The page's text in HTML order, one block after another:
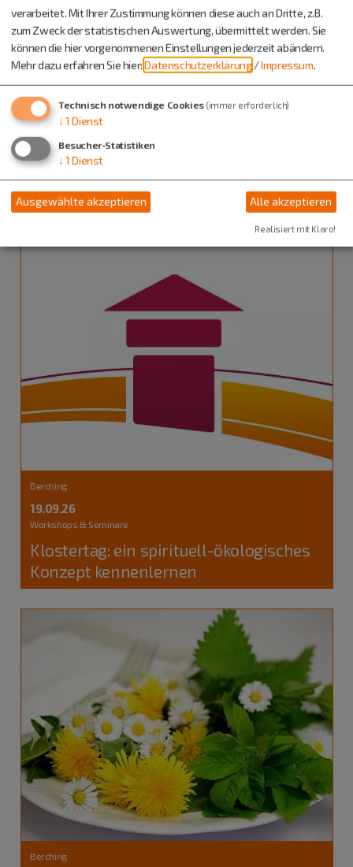
Berching
07. - 11.09.26
Workshops & Seminare
Farbgefühl und Skizzenspiel - Urban
Sketching, Watercolor, Mixedmedia
Berching
19.09.26
Workshops & Seminare
Klostertag: ein spirituell-ökologisches
Konzept kennenlernen
Berching
verarbeitet. Mit Ihrer Zustimmung können diese auch an Dritte, z.B.
zum Zweck der statistischen Auswertung, übermittelt werden. Sie
können die hier vorgenommenen Einstellungen jederzeit abändern.
Mehr dazu erfahren Sie hier:Datenschutzerklärung /Impressum.
Technisch notwendige Cookies (immer erforderlich)
↓ 1 Dienst
Besucher-Statistiken
↓ 1 Dienst
Ausgewählte akzeptieren Alle akzeptieren
Realisiert mit Klaro!